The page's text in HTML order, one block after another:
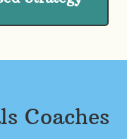
Strategy
Coaches